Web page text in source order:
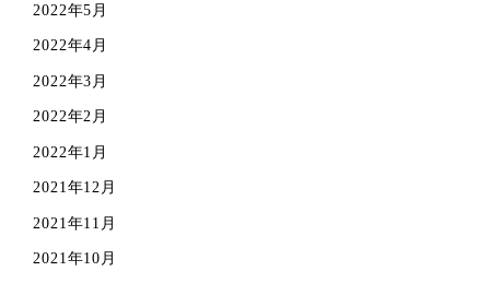
2022年5月
2022年4月
2022年3月
2022年2月
2022年1月
2021年12月
2021年11月
2021年10月